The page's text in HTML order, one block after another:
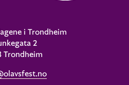
i Trondheim
2
Trondheim